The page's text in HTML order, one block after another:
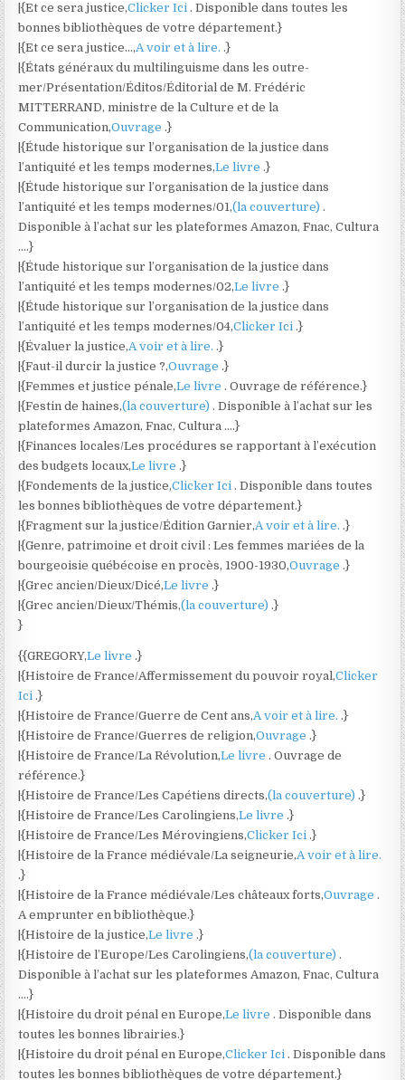
|{Et ce sera justice,Clicker Ici. Disponible dans toutes les
bonnes bibliothèques de votre département.}
|{Et ce sera justice…,A voir et à lire..}
|{États généraux du multilinguisme dans les outre-
mer/Présentation/Éditos/Éditorial de M. Frédéric
MITTERRAND, ministre de la Culture et de la
Communication,Ouvrage.}
|{Étude historique sur l’organisation de la justice dans
l’antiquité et les temps modernes,Le livre.}
|{Étude historique sur l’organisation de la justice dans
l’antiquité et les temps modernes/01,(la couverture).
Disponible à l’achat sur les plateformes Amazon, Fnac, Cultura
….}
|{Étude historique sur l’organisation de la justice dans
l’antiquité et les temps modernes/02,Le livre.}
|{Étude historique sur l’organisation de la justice dans
l’antiquité et les temps modernes/04,Clicker Ici.}
|{Évaluer la justice,A voir et à lire..}
|{Faut-il durcir la justice ?,Ouvrage.}
|{Femmes et justice pénale,Le livre. Ouvrage de référence.}
|{Festin de haines,(la couverture). Disponible à l’achat sur les
plateformes Amazon, Fnac, Cultura ….}
|{Finances locales/Les procédures se rapportant à l’exécution
des budgets locaux,Le livre.}
|{Fondements de la justice,Clicker Ici. Disponible dans toutes
les bonnes bibliothèques de votre département.}
|{Fragment sur la justice/Édition Garnier,A voir et à lire..}
|{Genre, patrimoine et droit civil : Les femmes mariées de la
bourgeoisie québécoise en procès, 1900-1930,Ouvrage.}
|{Grec ancien/Dieux/Dicé,Le livre.}
|{Grec ancien/Dieux/Thémis,(la couverture).}
}
{{GREGORY,Le livre.}
|{Histoire de France/Affermissement du pouvoir royal,Clicker
Ici.}
|{Histoire de France/Guerre de Cent ans,A voir et à lire..}
|{Histoire de France/Guerres de religion,Ouvrage.}
|{Histoire de France/La Révolution,Le livre. Ouvrage de
référence.}
|{Histoire de France/Les Capétiens directs,(la couverture).}
|{Histoire de France/Les Carolingiens,Le livre.}
|{Histoire de France/Les Mérovingiens,Clicker Ici.}
|{Histoire de la France médiévale/La seigneurie,A voir et à lire.
.}
|{Histoire de la France médiévale/Les châteaux forts,Ouvrage.
A emprunter en bibliothèque.}
|{Histoire de la justice,Le livre.}
|{Histoire de l’Europe/Les Carolingiens,(la couverture).
Disponible à l’achat sur les plateformes Amazon, Fnac, Cultura
….}
|{Histoire du droit pénal en Europe,Le livre. Disponible dans
toutes les bonnes librairies.}
|{Histoire du droit pénal en Europe,Clicker Ici. Disponible dans
toutes les bonnes bibliothèques de votre département.}